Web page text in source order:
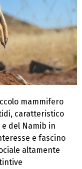
mammifero
caratteristico
del Namib in
e fascino
altamente